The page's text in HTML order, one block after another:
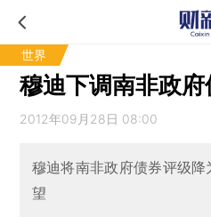
世界
穆迪下调南非政
2012年09月28日 08:00
穆迪将南非政府债券评级降
望